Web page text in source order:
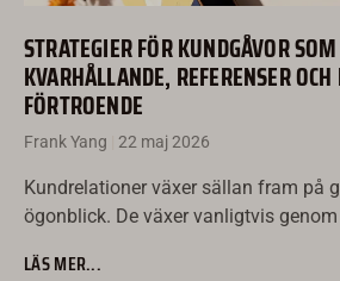
STRATEGIER FÖR KUNDGÅVOR
KVARHÅLLANDE, REFERENSER
FÖRTROENDE
Frank Yang 22 maj 2026
Kundrelationer växer sällan fram på
ögonblick. De växer vanligtvis genom
LÄS MER...